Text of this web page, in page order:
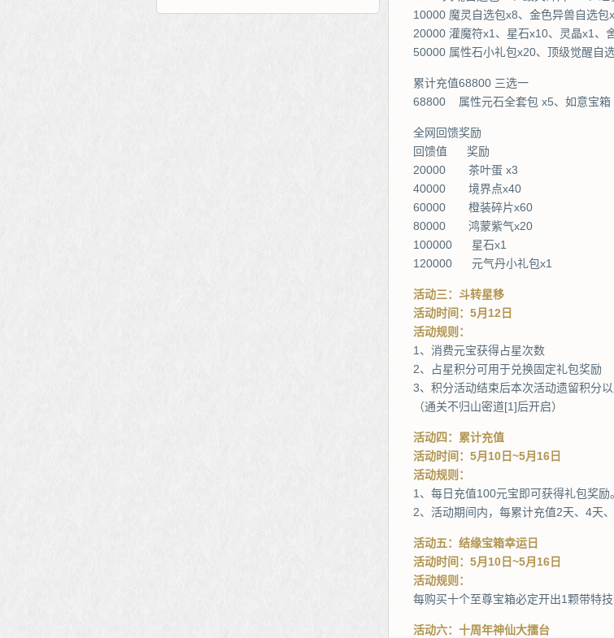
10000 魔灵自选包x8、金色异兽自选
20000 灌魔符x1、星石x10、灵晶x1、
50000 属性石小礼包x20、顶级觉醒自
累计充值68800 三选一
68800 属性元石全套包 x5、如意宝箱
全网回馈奖励
回馈值 奖励
20000 茶叶蛋 x3
40000 境界点x40
60000 橙装碎片x60
80000 鸿蒙紫气x20
100000 星石x1
120000 元气丹小礼包x1
活动三：斗转星移
活动时间：5月12日
活动规则：
1、消费元宝获得占星次数
2、占星积分可用于兑换固定礼包奖励
3、积分活动结束后本次活动遗留积分
（通关不归山密道[1]后开启）
活动四：累计充值
活动时间：5月10日~5月16日
活动规则：
1、每日充值100元宝即可获得礼包奖励。
2、活动期间内，每累计充值2天、4天
活动五：结缘宝箱幸运日
活动时间：5月10日~5月16日
活动规则：
每购买十个至尊宝箱必定开出1颗带特技
活动六：十周年神仙大擂台